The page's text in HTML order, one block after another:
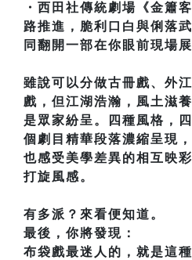
・西田社傳統劇場《金簫
路推進，脆利口白與俐落
同翻開一部在你眼前現場
雖說可以分做古冊戲、外
戲，但江湖浩瀚，風土滋
是眾家紛呈。四種風格，
個劇目精華段落濃縮呈現
也感受美學差異的相互映
打旋風感。
有多派？來看便知道。
最後，你將發現：
布袋戲最迷人的，就是這